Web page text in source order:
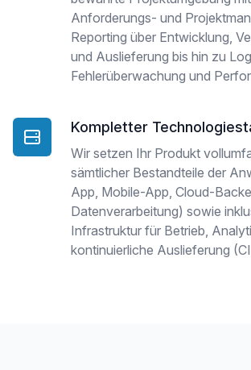
Anforderungs- und
Reporting über Entwicklung,
und Auslieferung bis hin zu
Fehlerüberwachung und
Kompletter
Wir setzen Ihr Produkt
sämtlicher Bestandteile der
App, Mobile-App, Cloud-
Datenverarbeitung) sowie
Infrastruktur für Betrieb,
kontinuierliche Auslieferung